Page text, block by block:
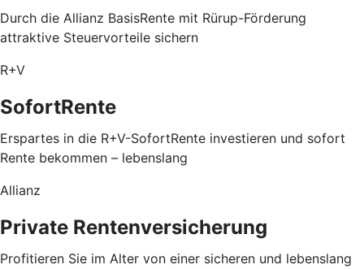
Durch die Allianz BasisRente mit Rürup-Förderung
attraktive Steuervorteile sichern
R+V
SofortRente
Erspartes in die R+V-SofortRente investieren und sofort
Rente bekommen – lebenslang
Allianz
Private Rentenversicherung
Profitieren Sie im Alter von einer sicheren und lebenslang